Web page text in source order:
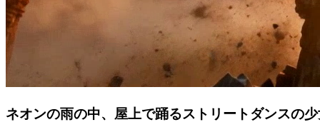
ネオンの雨の中、屋上で踊るストリートダンスの